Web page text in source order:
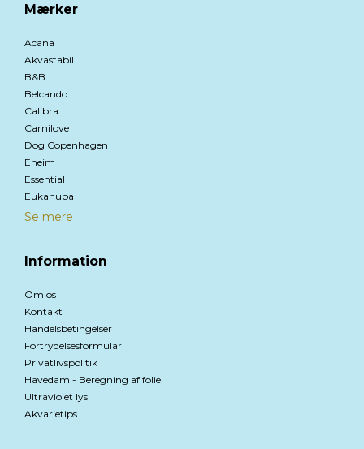
Mærker
Acana
Akvastabil
B&B
Belcando
Calibra
Carnilove
Dog Copenhagen
Eheim
Essential
Eukanuba
Se mere
Information
Om os
Kontakt
Handelsbetingelser
Fortrydelsesformular
Privatlivspolitik
Havedam - Beregning af folie
Ultraviolet lys
Akvarietips